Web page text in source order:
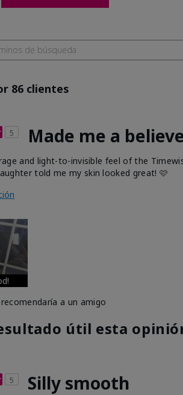
86 clientes
5 Made me a
and light-to-invisible feel of the
told me my skin looked great! 🩷
recomendaría a un amigo
útil esta
5 Silly smooth